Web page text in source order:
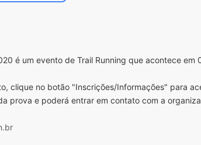
é um evento de Trail Running que acontece em
clique no botão "Inscrições/Informações" para
prova e poderá entrar em contato com a